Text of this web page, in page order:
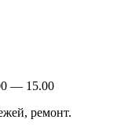
— 15.00
ремонт.